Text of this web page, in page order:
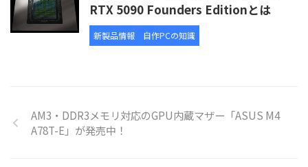
RTX 5090 Founders Editionとは
新製品情報 自作PCの知識
AM3・DDR3メモリ対応のGPU内蔵マザー「ASUS M4
A78T-E」が発売中！